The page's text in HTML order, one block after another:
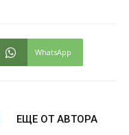
WhatsApp
ЕЩЕ ОТ АВТОРА